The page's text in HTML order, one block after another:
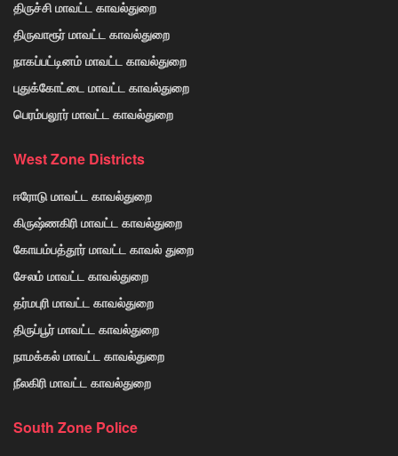
திருச்சி மாவட்ட காவல்துறை
திருவாரூர் மாவட்ட காவல்துறை
நாகப்பட்டினம் மாவட்ட காவல்துறை
புதுக்கோட்டை மாவட்ட காவல்துறை
பெரம்பலூர் மாவட்ட காவல்துறை
West Zone Districts
ஈரோடு மாவட்ட காவல்துறை
கிருஷ்ணகிரி மாவட்ட காவல்துறை
கோயம்பத்தூர் மாவட்ட காவல் துறை
சேலம் மாவட்ட காவல்துறை
தர்மபுரி மாவட்ட காவல்துறை
திருப்பூர் மாவட்ட காவல்துறை
நாமக்கல் மாவட்ட காவல்துறை
நீலகிரி மாவட்ட காவல்துறை
South Zone Police